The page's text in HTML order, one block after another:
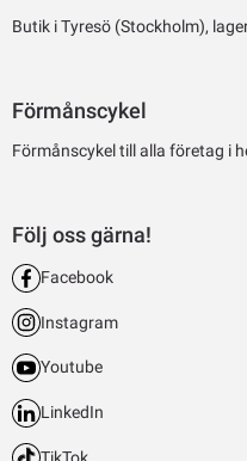
Butik i Tyresö (Stockholm),
Förmånscykel
Förmånscykel till alla företag i
Följ oss gärna!
Facebook
Instagram
Youtube
LinkedIn
TikTok